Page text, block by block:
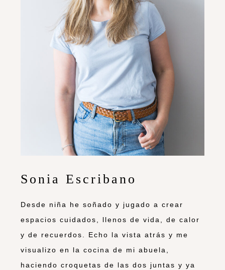
Sonia Escribano
Desde niña he soñado y jugado a crear
espacios cuidados, llenos de vida, de calor
y de recuerdos. Echo la vista atrás y me
visualizo en la cocina de mi abuela,
haciendo croquetas de las dos juntas y ya